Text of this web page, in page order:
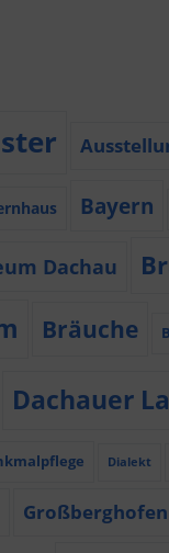
Bayern
Dachau
Bräuche
Dachauer
Dialekt
Großberghofen